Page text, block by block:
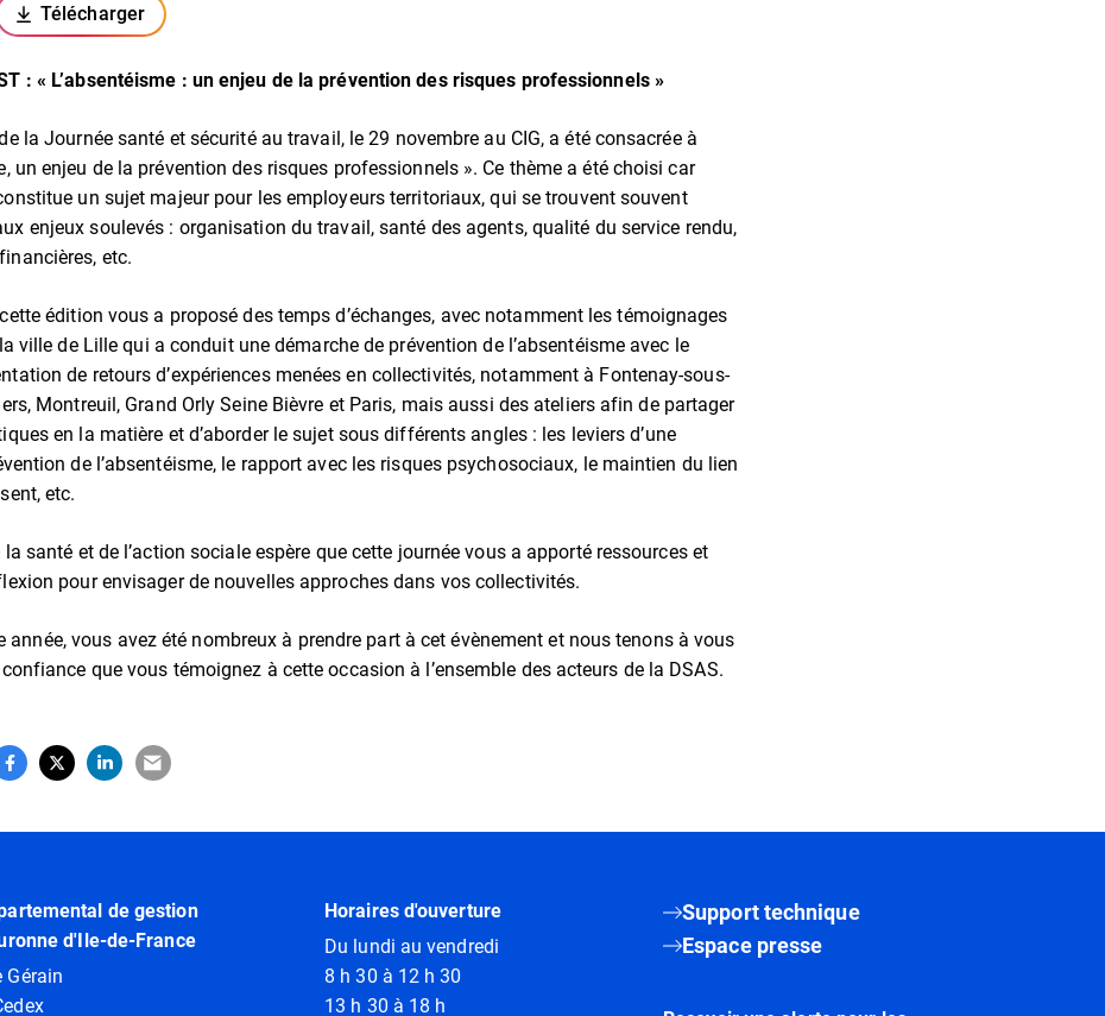
Télécharger
(ouverture dans un nouvel onglet)
: « L’absentéisme : un enjeu de la prévention des risques professionnels »
la Journée santé et sécurité au travail, le 29 novembre au CIG, a été consacrée à
un enjeu de la prévention des risques professionnels ». Ce thème a été choisi car
un sujet majeur pour les employeurs territoriaux, qui se trouvent souvent
enjeux soulevés : organisation du travail, santé des agents, qualité du service rendu,
etc.
édition vous a proposé des temps d’échanges, avec notamment les témoignages
la ville de Lille qui a conduit une démarche de prévention de l’absentéisme avec le
de retours d’expériences menées en collectivités, notamment à Fontenay-sous-
Montreuil, Grand Orly Seine Bièvre et Paris, mais aussi des ateliers afin de partager
en la matière et d’aborder le sujet sous différents angles : les leviers d’une
de l’absentéisme, le rapport avec les risques psychosociaux, le maintien du lien
etc.
santé et de l’action sociale espère que cette journée vous a apporté ressources et
pour envisager de nouvelles approches dans vos collectivités.
année, vous avez été nombreux à prendre part à cet évènement et nous tenons à vous
que vous témoignez à cette occasion à l’ensemble des acteurs de la DSAS.
Partager sur Facebook
(ouverture dans un nouvel onglet)
Partager sur X (Twitter)
(ouverture dans un nouvel onglet)
Partager sur LinkedIn
(ouverture dans un nouvel onglet)
Partager par e-mail
(ouverture dans un nouvel onglet)
de gestion
d'Ile-de-France
Gérain
Horaires d'ouverture
Du lundi au vendredi
8 h 30 à 12 h 30
13 h 30 à 18 h
Support technique
Espace presse